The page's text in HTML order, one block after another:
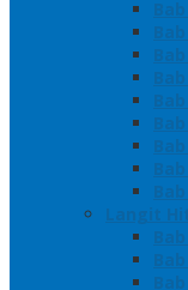
Langit